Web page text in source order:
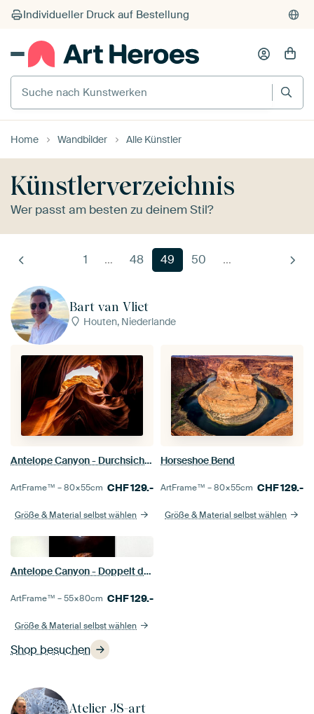
Suche nach Kunstwerken
Home Wandbilder Alle Künstler
Künstlerverzeichnis
Wer passt am besten zu deinem Stil?
1 … 48 49 50 …
Bart van Vliet
Houten, Niederlande
Shop besuchen
Antelope Canyon - Durchsichtig
ArtFrame™ –80×55cm CHF129.-
Größe & Material selbst wählen
Horseshoe Bend
ArtFrame™ –80×55cm CHF129.-
Größe & Material selbst wählen
Antelope Canyon - Doppelt durchsichtig
ArtFrame™ –55×80cm CHF129.-
Größe & Material selbst wählen
Atelier JS-art